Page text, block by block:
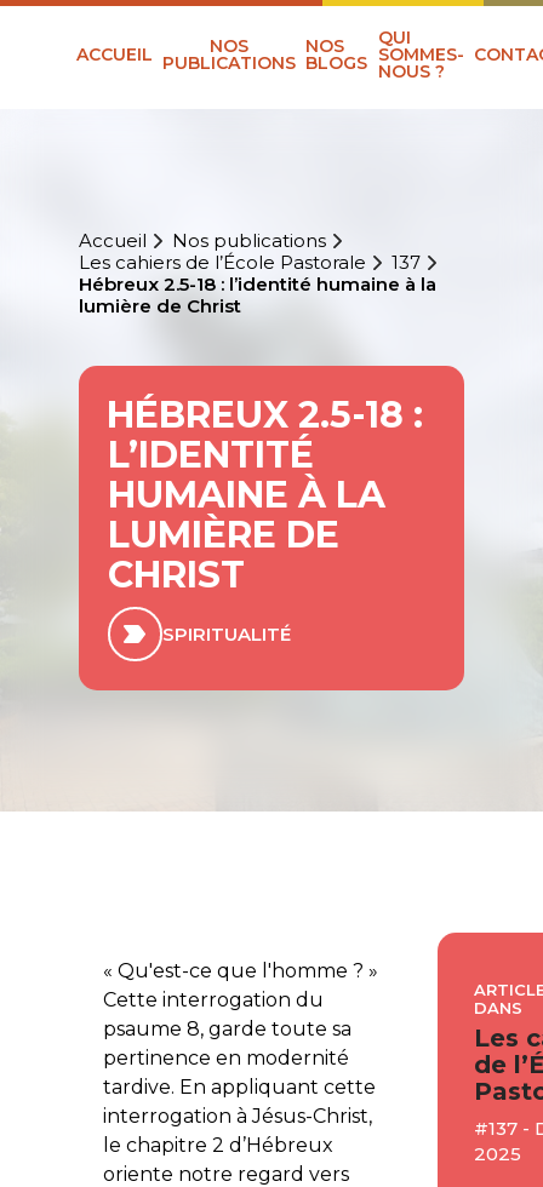
ACCUEIL NOS
PUBLICATIONS
NOS
BLOGS
QUI
SOMMES-
NOUS ?
Accueil
Nos publications
Les cahiers de l’École Pastorale
137
Hébreux 2.5-18 : l’identité humaine à la
lumière de Christ
HÉBREUX 2.5-18 :
L’IDENTITÉ
HUMAINE À LA
LUMIÈRE DE
CHRIST
SPIRITUALITÉ
« Qu'est-ce que l'homme ? »
Cette interrogation du
psaume 8, garde toute sa
pertinence en modernité
tardive. En appliquant cette
interrogation à Jésus-Christ,
le chapitre 2 d’Hébreux
oriente notre regard vers
DANS
Les
de
#137 -
2025